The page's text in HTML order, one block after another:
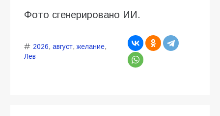
Фото сгенерировано ИИ.
2026, август, желание,
Лев